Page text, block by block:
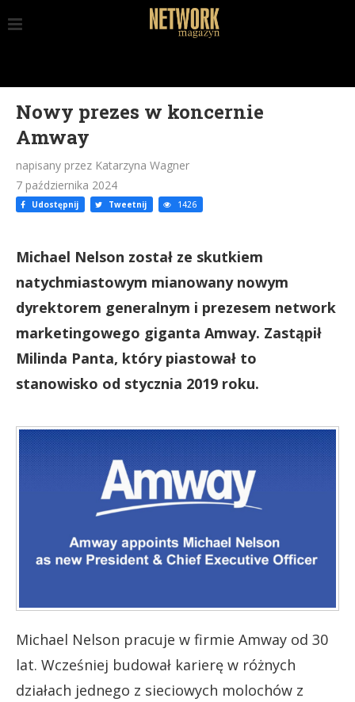
Nowy prezes w koncernie
Amway
napisany przez Katarzyna Wagner
7 października 2024
Udostępnij Tweetnij 1426
Michael Nelson został ze skutkiem
natychmiastowym mianowany nowym
dyrektorem generalnym i prezesem network
marketingowego giganta Amway. Zastąpił
Milinda Panta, który piastował to
stanowisko od stycznia 2019 roku.
Michael Nelson pracuje w firmie Amway od 30
lat. Wcześniej budował karierę w różnych
działach jednego z sieciowych molochów z